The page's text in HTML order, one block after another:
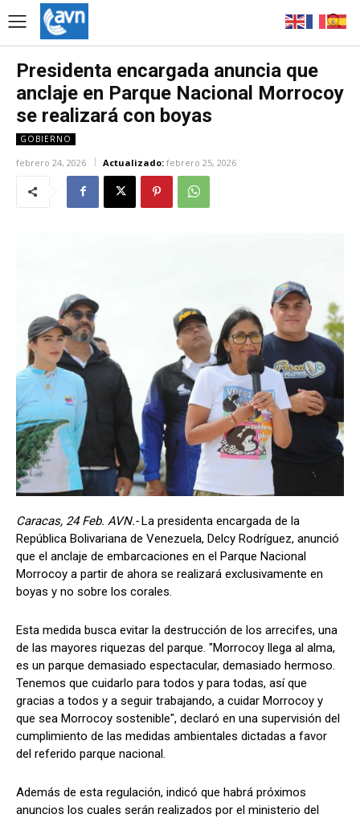
Presidenta encargada anuncia que
anclaje en Parque Nacional Morrocoy
se realizará con boyas
GOBIERNO
febrero 24, 2026 Actualizado: febrero 25, 2026
Caracas, 24 Feb. AVN.-La presidenta encargada de la
República Bolivariana de Venezuela, Delcy Rodríguez, anunció
que el anclaje de embarcaciones en el Parque Nacional
Morrocoy a partir de ahora se realizará exclusivamente en
boyas y no sobre los corales.
Esta medida busca evitar la destrucción de los arrecifes, una
de las mayores riquezas del parque. "Morrocoy llega al alma,
es un parque demasiado espectacular, demasiado hermoso.
Tenemos que cuidarlo para todos y para todas, así que
gracias a todos y a seguir trabajando, a cuidar Morrocoy y
que sea Morrocoy sostenible", declaró en una supervisión del
cumplimiento de las medidas ambientales dictadas a favor
del referido parque nacional.
Además de esta regulación, indicó que habrá próximos
anuncios los cuales serán realizados por el ministerio del